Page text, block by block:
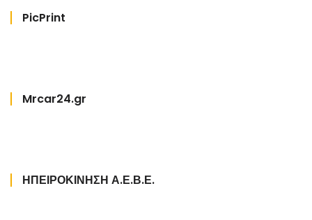
PicPrint
Mrcar24.gr
ΗΠΕΙΡΟΚΙΝΗΣΗ Α.Ε.Β.Ε.